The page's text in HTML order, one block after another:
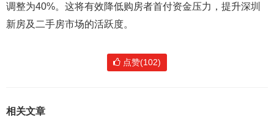
调整为40%。这将有效降低购房者首付资金压力，提升深圳
新房及二手房市场的活跃度。
点赞(102)
相关文章